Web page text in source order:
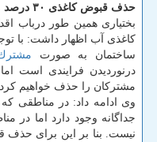
حذف قبوض كاغذی ۳۰ درصد مشتركان تا اختتام سال
بختیاری همین طور درباب
كاغذی آب اظهار داشت: با
ساختمان به صورت
مشتركان را حذف خواهیم كرد.
وی ادامه داد: در مناطقی
جداگانه وجود دارد اما در
نیست. بنا بر این برای حذف